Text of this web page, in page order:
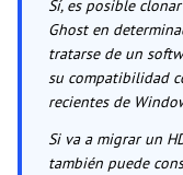
Sí, es posible
Ghost en
tratarse de un
su compatibilidad
recientes de
Si va a migrar un
también puede